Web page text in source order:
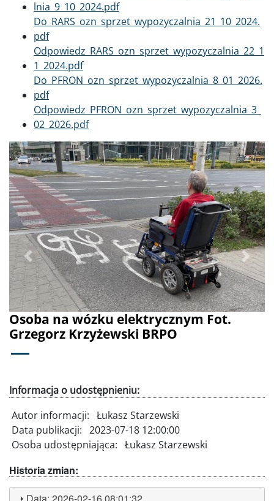
lnia_9_10_2024.pdf
Dokument
Do_RARS_ozn_sprzet_wypozyczalnia_21_10_2024.
pdf
Dokument
Odpowiedz_RARS_ozn_sprzet_wypozyczalnia_22_1
1_2024.pdf
Dokument
Do_PFRON_ozn_sprzet_wypozyczalnia_8_01_2026.
pdf
Dokument
Odpowiedz_PFRON_ozn_sprzet_wypozyczalnia_3_
02_2026.pdf
Osoba na wózku elektrycznym Fot.
Grzegorz Krzyżewski BRPO
Poprzednie Dalej
Informacja o udostępnieniu:
Autor informacji: Łukasz Starzewski
Data publikacji: 2023-07-18 12:00:00
Osoba udostępniająca: Łukasz Starzewski
Historia zmian: